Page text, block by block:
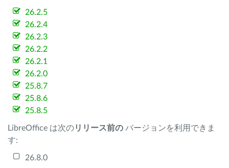
26.2.5
26.2.4
26.2.3
26.2.2
26.2.1
26.2.0
25.8.7
25.8.6
25.8.5
LibreOffice は次のリリース前の バージョンを利用できま
す:
26.8.0